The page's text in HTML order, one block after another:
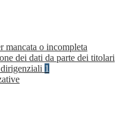
mancata o incompleta
dei dati da parte dei titolari
1